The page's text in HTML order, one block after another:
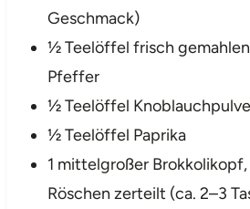
Geschmack)
½ Teelöffel frisch
Pfeffer
½ Teelöffel
½ Teelöffel Paprika
1 mittelgroßer
Röschen zerteilt (ca. 2–3